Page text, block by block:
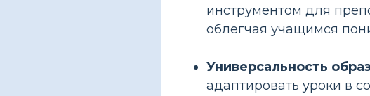
инструментом для
облегчая учащимся
Универсальность
адаптировать уроки в